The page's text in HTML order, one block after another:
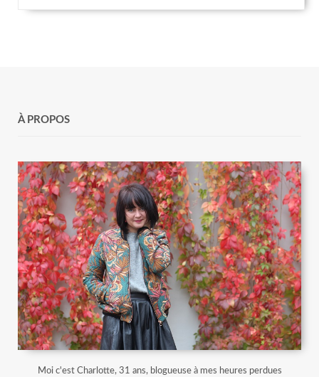
À PROPOS
Moi c'est Charlotte, 31 ans, blogueuse à mes heures perdues